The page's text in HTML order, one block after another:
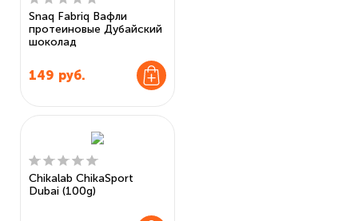
Snaq Fabriq Вафли
протеиновые Дубайский
шоколад
149 руб.
Chikalab ChikaSport
Dubai (100g)